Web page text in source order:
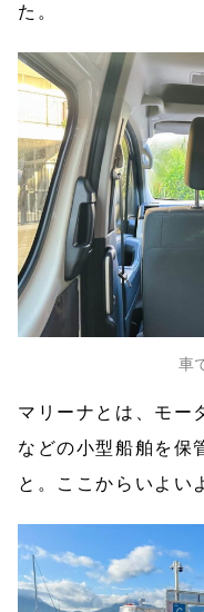
た。
車
マリーナとは、モー
などの小型船舶を保
と。ここからいよい